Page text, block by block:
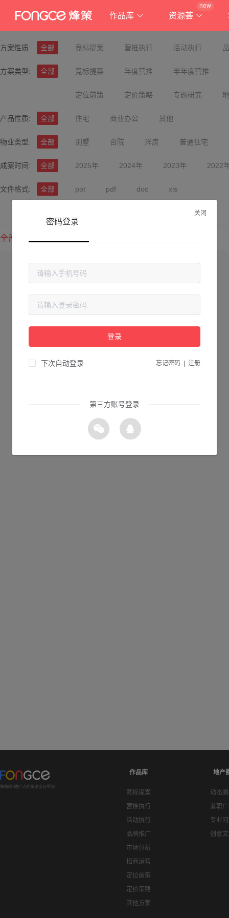
作品库 资源荟
new
方案性质: 全部 竞标提案 营推执行 活动执行
方案类型: 全部 竞标提案 年度营推 半年度营推
定位前策 定价策略 专题研究
产品性质: 全部 住宅 商业办公 其他
物业类型: 全部 别墅 合院 洋房 普通住宅
成案时间: 全部 2025年 2024年 2023年 2022
文件格式: 全部 ppt pdf doc xls
全部方案
作品库
竞标提案
营推执行
活动执行
品牌推广
市场分析
招商运营
定位前策
定价策略
其他方案
地产
动态
兼职
专业
创意
关闭
密码登录
登录
下次自动登录 忘记密码 注册
第三方账号登录